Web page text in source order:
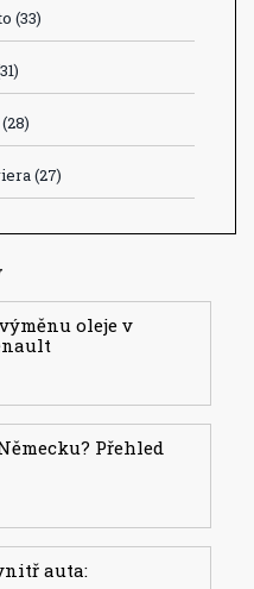
(33)
(28)
(27)
oleje v
Přehled
auta: